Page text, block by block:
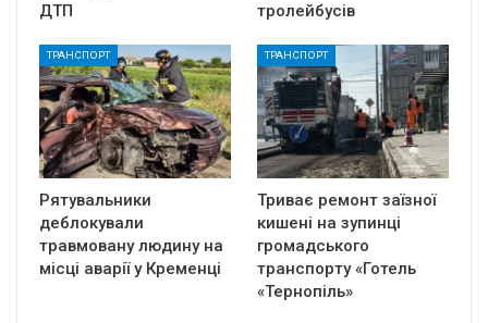
ДТП
тролейбусів
ТРАНСПОРТ
Рятувальники
деблокували
травмовану людину на
місці аварії у Кременці
ТРАНСПОРТ
Триває ремонт заїзної
кишені на зупинці
громадського
транспорту «Готель
«Тернопіль»